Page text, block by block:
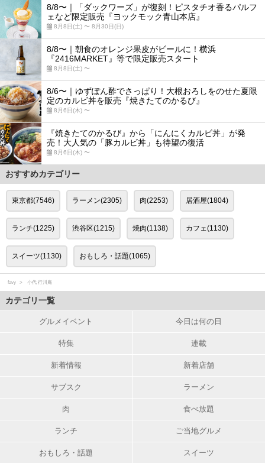
8/8〜｜「ダックワーズ」が復刻！ピスタチオ香るパルフ
ェなど限定販売『ヨックモック青山本店』
8月8日(土) 〜 8月30日(日)
8/8〜｜朝食のオレンジ果皮がビールに！横浜
『2416MARKET』等で限定販売スタート
8月8日(土) 〜
8/6〜｜ゆずぽん酢でさっぱり！大根おろしをのせた夏限
定のカルビ丼を販売『焼きたてのかるび』
8月6日(木) 〜
『焼きたてのかるび』から「にんにくカルビ丼」が発
売！大人気の「豚カルビ丼」も待望の復活
8月6日(木) 〜
おすすめカテゴリー
東京都(7546) ラーメン(2305) 肉(2253) 居酒屋(1804)
ランチ(1225) 渋谷区(1215) 焼肉(1138) カフェ(1130)
スイーツ(1130) おもしろ・話題(1065)
favy 小代 行川庵
カテゴリ一覧
グルメイベント 今日は何の日
特集 連載
新着情報 新着店舗
サブスク ラーメン
肉 食べ放題
ランチ ご当地グルメ
おもしろ・話題 スイーツ